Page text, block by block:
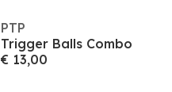
PTP
Trigger Balls Combo
€ 13,00